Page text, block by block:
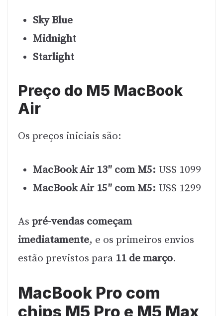
Sky Blue
Midnight
Starlight
Preço do M5 MacBook
Air
Os preços iniciais são:
MacBook Air 13″ com M5: US$ 1099
MacBook Air 15″ com M5: US$ 1299
As pré-vendas começam
imediatamente, e os primeiros envios
estão previstos para 11 de março.
MacBook Pro com
chips M5 Pro e M5 Max